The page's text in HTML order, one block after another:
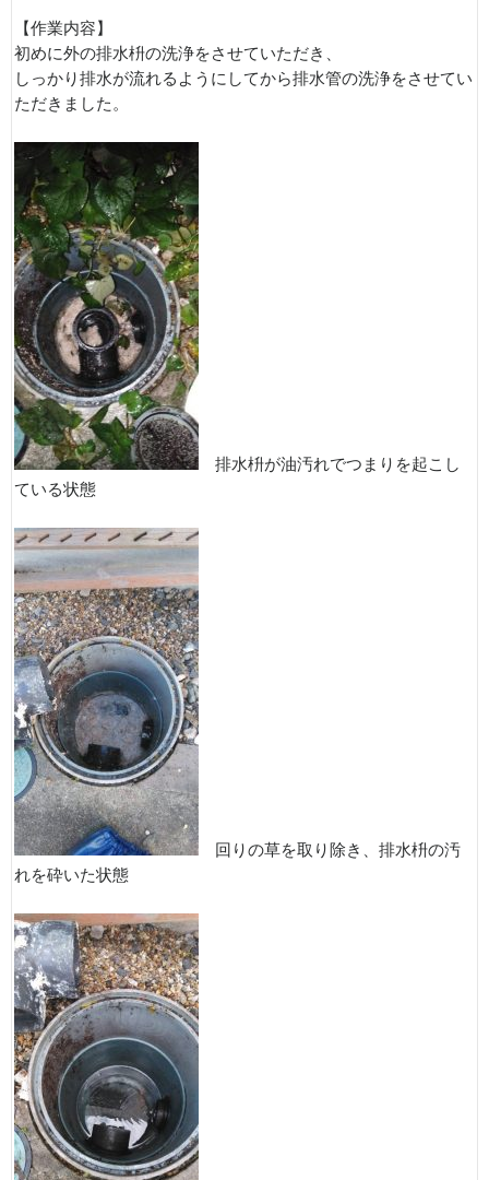
【作業内容】
初めに外の排水枡の洗浄をさせていただき、
しっかり排水が流れるようにしてから排水管の洗浄をさせてい
ただきました。
排水枡が油汚れでつまりを起こし
ている状態
回りの草を取り除き、排水枡の汚
れを砕いた状態